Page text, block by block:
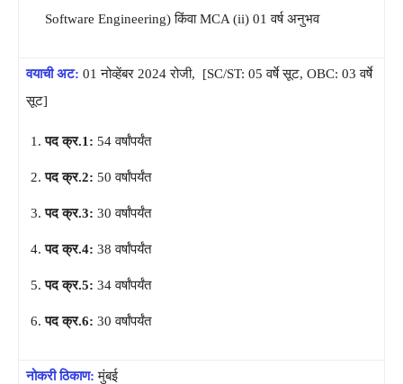
Software Engineering) किंवा MCA (ii) 01 वर्ष अनुभव
वयाची अट: 01 नोव्हेंबर 2024 रोजी, [SC/ST: 05 वर्षे सूट, OBC: 03 वर्षे
सूट]
पद क्र.1: 54 वर्षांपर्यंत
पद क्र.2: 50 वर्षांपर्यंत
पद क्र.3: 30 वर्षांपर्यंत
पद क्र.4: 38 वर्षांपर्यंत
पद क्र.5: 34 वर्षांपर्यंत
पद क्र.6: 30 वर्षांपर्यंत
नोकरी ठिकाण: मुंबई